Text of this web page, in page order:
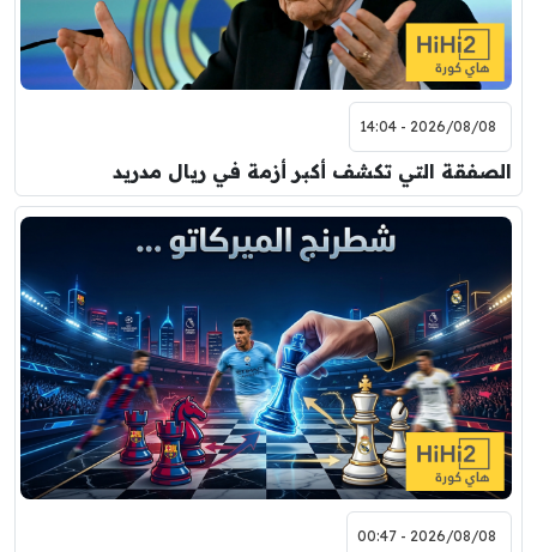
2026/08/08 - 14:04
الصفقة التي تكشف أكبر أزمة في ريال مدريد
2026/08/08 - 00:47